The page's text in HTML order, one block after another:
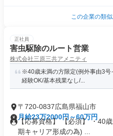
この企業の類
正社員
害虫駆除のルート営業
株式会社三原三共アメニティ
※40歳未満の方限定(例外事由3
経験OK/基本残業なし/...
〒720-0837広島県福山市
月給23万2000円～60万円
【応募資格】 【必須】 ・40
期キャリア形成の為) ...